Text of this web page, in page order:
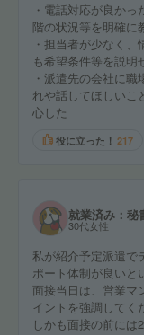
・電話対応が良か
階の状況等を明確に
・担当者が少なく
も希望条件等を説明
・派遣先の会社に
れや話してほしいこ
心した
役に立った！ 217
就業済み：秘
30代女性
私が紹介予定派遣で
ポート体制が良いと
面接当日は、営業マ
イントを強調してく
しかも面接の前に